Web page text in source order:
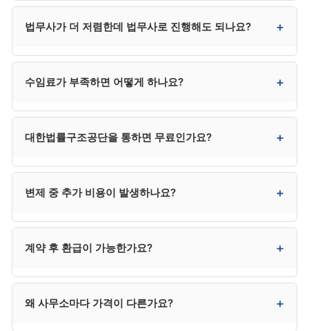
거의 모든 사무소가 지원하며, 12개월·24개월 무이자도
법무사가 더 저렴한데 법무사로 진행해도 되나요? +
법무사는 법정 대리권에 제한이 있어 채권자 이의 발생
변호사가 더 효율적인 경우가 많습니다. 50만~150만 원
차이가 3년 절차에서 본질적 차이는 아닙니다.
수임료가 부족하면 어떻게 하나요? +
(저소득층) 등을 우선 검토하시기 바랍니다. 신청 직전
매우 위험합니다.
대한법률구조공단을 통하면 무료인가요? +
진행할 수 있습니다. 자격은 132로 문의하시면 정확히
있어 긴급한 사건은 사설 사무소가 빠를 수 있습니다.
변제 중 추가 비용이 발생하나요? +
면책 신청 등이 사후 관리에 포함된 사무소는 추가 비용
비용이 발생할 수 있습니다. 계약 시 확인이 매우
중요합니다.
계약 후 환급이 가능한가요? +
100%, 서류 작성 단계 50~70%, 신청 후 30~50%,
왜 사무소마다 가격이 다른가요? +